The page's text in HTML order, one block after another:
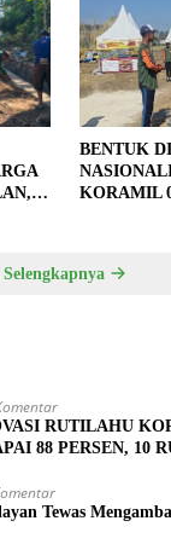
BENTUK
KORAMIL
Selengkapnya
RUTILAHU
88 PERSEN, 10
Tewas